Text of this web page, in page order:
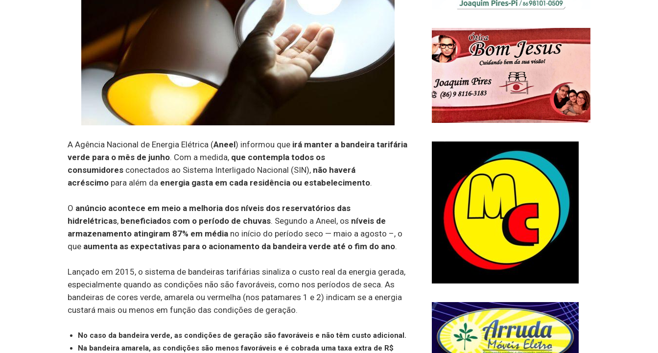
A Agência Nacional de Energia Elétrica (Aneel) informou que irá manter a bandeira tarifária
verde para o mês de junho. Com a medida, que contempla todos os
consumidores conectados ao Sistema Interligado Nacional (SIN), não haverá
acréscimo para além da energia gasta em cada residência ou estabelecimento.
O anúncio acontece em meio a melhoria dos níveis dos reservatórios das
hidrelétricas, beneficiados com o período de chuvas. Segundo a Aneel, os níveis de
armazenamento atingiram 87% em média no início do período seco — maio a agosto –, o
que aumenta as expectativas para o acionamento da bandeira verde até o fim do ano.
Lançado em 2015, o sistema de bandeiras tarifárias sinaliza o custo real da energia gerada,
especialmente quando as condições não são favoráveis, como nos períodos de seca. As
bandeiras de cores verde, amarela ou vermelha (nos patamares 1 e 2) indicam se a energia
custará mais ou menos em função das condições de geração.
No caso da bandeira verde, as condições de geração são favoráveis e não têm custo adicional.
Na bandeira amarela, as condições são menos favoráveis e é cobrada uma taxa extra de R$